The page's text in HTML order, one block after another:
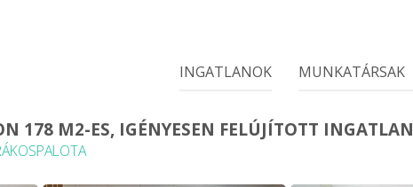
INGATLANOK MUNKATÁRSAK
178 M2-ES, IGÉNYESEN FELÚJÍTOTT INGATLAN